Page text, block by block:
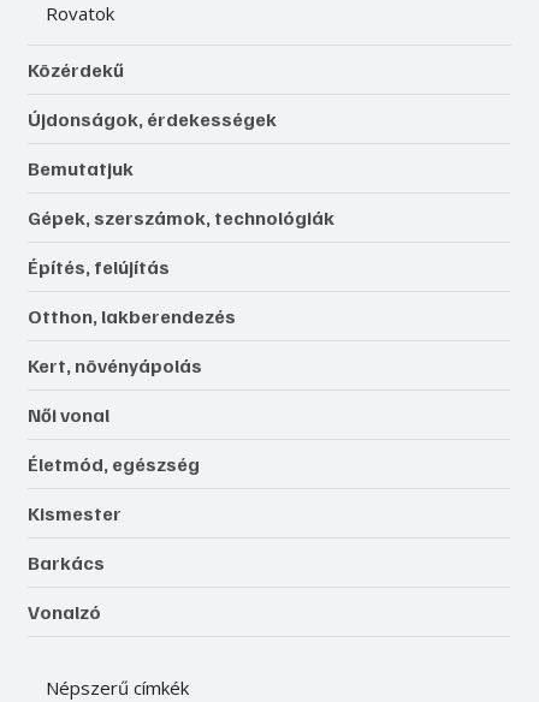
Rovatok
Közérdekű
Újdonságok, érdekességek
Bemutatjuk
Gépek, szerszámok, technológiák
Építés, felújítás
Otthon, lakberendezés
Kert, növényápolás
Női vonal
Életmód, egészség
Kismester
Barkács
Vonalzó
Népszerű címkék